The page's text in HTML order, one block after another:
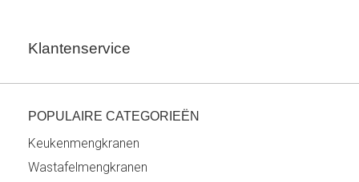
Klantenservice
POPULAIRE CATEGORIEËN
Keukenmengkranen
Wastafelmengkranen